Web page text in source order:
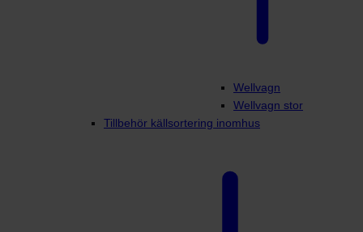
Wellvagn
Wellvagn stor
Tillbehör källsortering inomhus